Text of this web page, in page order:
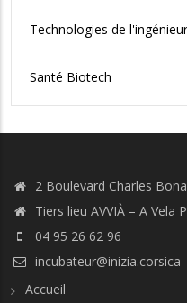
Technologies de l'ingénieur
Santé Biotech
2 Boulevard Charles
Tiers lieu AVVIÀ – A Vela
04 95 26 62 96
incubateur@inizia.corsica
Accueil